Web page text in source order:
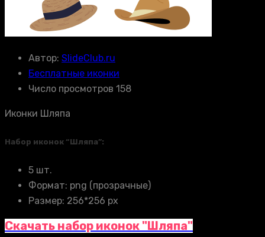
Автор: SlideClub.ru
Бесплатные иконки
Число просмотров 158
Иконки Шляпа
Набор иконок “Шляпа”:
5 шт.
Формат: png (прозрачные)
Размер: 256*256 px
Скачать набор иконок "Шляпа"